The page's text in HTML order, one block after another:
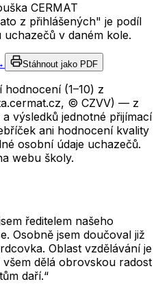
CERMAT
z přihlášených" je podíl
v daném kole.
Stáhnout jako PDF
(1–10) z
© CZVV) — z
výsledků jednotné přijímací
ani hodnocení kvality
osobní údaje uchazečů.
webu školy.
ředitelem našeho
Osobně jsem doučoval již
Oblast vzdělávání je
dělá obrovskou radost
daří.“